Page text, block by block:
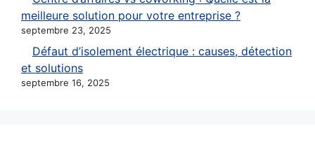
meilleure solution pour votre entreprise ?
septembre 23, 2025
Défaut d’isolement électrique : causes, détection
et solutions
septembre 16, 2025